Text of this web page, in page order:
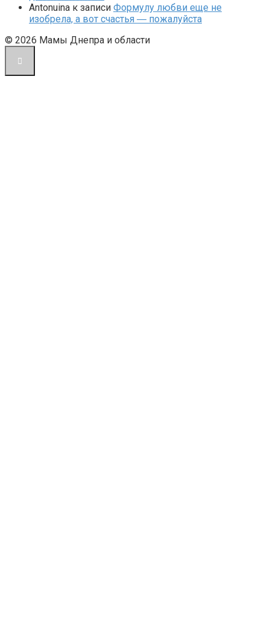
Antonuina к записи Формулу любви еще не
изобрела, а вот счастья ― пожалуйста
© 2026 Мамы Днепра и области